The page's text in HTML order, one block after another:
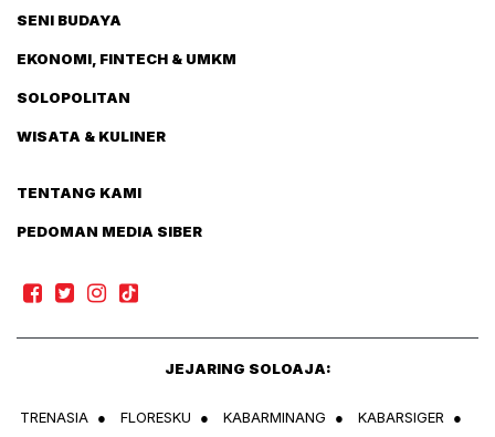
SENI BUDAYA
EKONOMI, FINTECH & UMKM
SOLOPOLITAN
WISATA & KULINER
TENTANG KAMI
PEDOMAN MEDIA SIBER
JEJARING SOLOAJA:
TRENASIA ● FLORESKU ● KABARMINANG ● KABARSIGER ●